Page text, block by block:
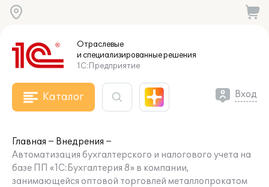
Отраслевые
и специализированныерешения
1С:Предприятие
Каталог Вход
Главная
Внедрения
Автоматизация бухгалтерского и налогового учета на
базе ПП «1С:Бухгалтерия 8» в компании,
занимающейся оптовой торговлей металлопрокатом